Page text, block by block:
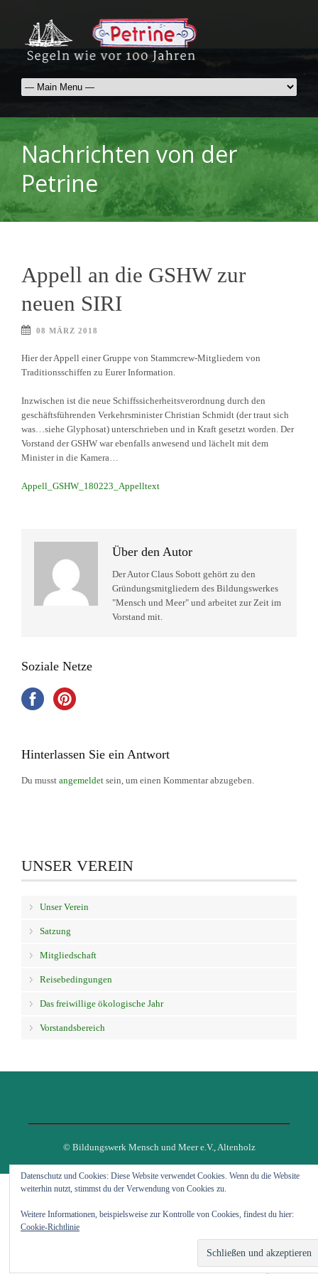
Nachrichten von der
Petrine
Appell an die GSHW zur
neuen SIRI
08 MÄRZ 2018
Hier der Appell einer Gruppe von Stammcrew-Mitgliedern von
Traditionsschiffen zu Eurer Information.
Inzwischen ist die neue Schiffssicherheitsverordnung durch den
geschäftsführenden Verkehrsminister Christian Schmidt (der traut sich
was…siehe Glyphosat) unterschrieben und in Kraft gesetzt worden. Der
Vorstand der GSHW war ebenfalls anwesend und lächelt mit dem
Minister in die Kamera…
Appell_GSHW_180223_Appelltext
Über den Autor
Der Autor Claus Sobott gehört zu den
Gründungsmitgliedern des Bildungswerkes
"Mensch und Meer" und arbeitet zur Zeit im
Vorstand mit.
Soziale Netze
Hinterlassen Sie ein Antwort
Du musst angemeldet sein, um einen Kommentar abzugeben.
UNSER VEREIN
Unser Verein
Satzung
Mitgliedschaft
Reisebedingungen
Das freiwillige ökologische Jahr
Vorstandsbereich
© Bildungswerk Mensch und Meer e.V., Altenholz
Datenschutz und Cookies: Diese Website verwendet Cookies. Wenn du die Website
weiterhin nutzt, stimmst du der Verwendung von Cookies zu.
Weitere Informationen, beispielsweise zur Kontrolle von Cookies, findest du hier:
Cookie-Richtlinie